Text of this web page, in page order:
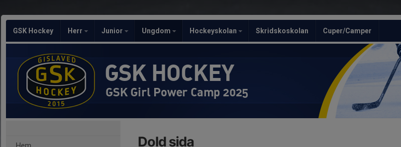
GSK Hockey Herr Junior Ungdom Hockeyskolan Skridskoskolan Cuper/Camper
GSK HOCKEY
GSK Girl Power Camp 2025
Dold sida